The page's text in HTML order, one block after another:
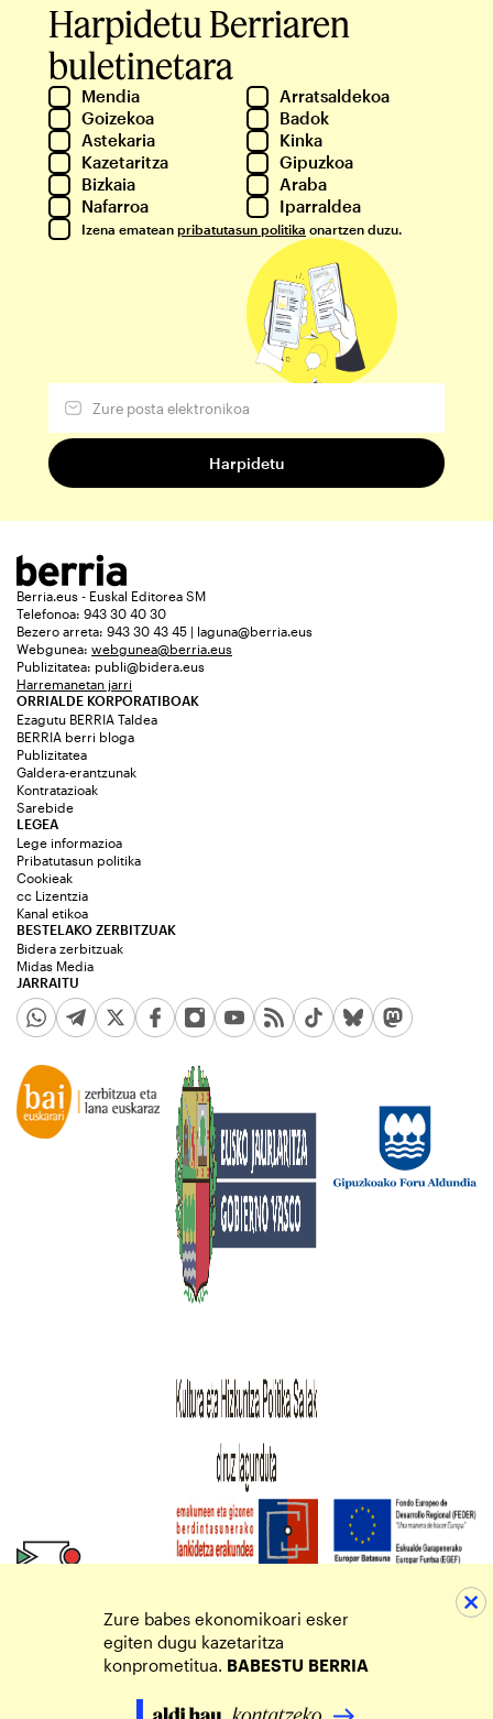
Harpidetu Berriaren
buletinetara
Mendia
Arratsaldekoa
Goizekoa
Badok
Astekaria
Kinka
Kazetaritza
Gipuzkoa
Bizkaia
Araba
Nafarroa
Iparraldea
Izena ematean pribatutasun politika onartzen duzu.
Berria.eus - Euskal Editorea SM
Telefonoa: 943 30 40 30
Bezero arreta: 943 30 43 45 | laguna@berria.eus
Webgunea: webgunea@berria.eus
Publizitatea: publi@bidera.eus
Harremanetan jarri
ORRIALDE KORPORATIBOAK
Ezagutu BERRIA Taldea
BERRIA berri bloga
Publizitatea
Galdera-erantzunak
Kontratazioak
Sarebide
JARRAITU
LEGEA
Lege informazioa
Pribatutasun politika
Cookieak
cc Lizentzia
Kanal etikoa
BESTELAKO ZERBITZUAK
Bidera zerbitzuak
Midas Media
Zure babes ekonomikoari esker
egiten dugu kazetaritza
konprometitua. BABESTU BERRIA